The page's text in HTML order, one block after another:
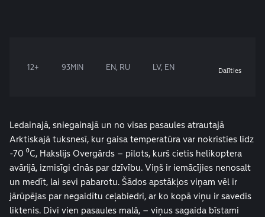
12+ 93MIN EN, RU LV, EN Dalīties
Ledainajā, sniegainajā un no visas pasaules atrautajā
Arktiskajā tuksnesī, kur gaisa temperatūra var nokristies līdz
-70 ⁰С, Hakslijs Overgārds – pilots, kurš cietis helikoptera
avārijā, izmisīgi cīnās par dzīvību. Viņš ir iemācījies nenosalt
un medīt, lai sevi pabarotu. Šādos apstākļos viņam vēl ir
jārūpējas par negaidītu ceļabiedri, ar ko kopā viņu ir savedis
liktenis. Divi vien pasaules malā, – viņus sagaida bīstami